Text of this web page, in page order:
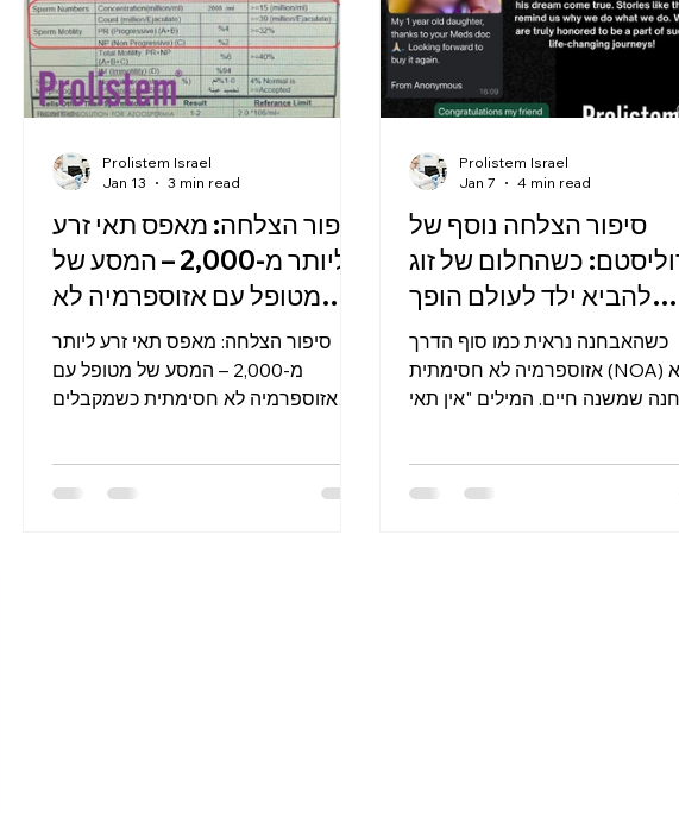
כאשר מטופל בן 23 בלבד מקבל אבחנה
זו, והערכים ההורמונליים מצב
רק תאי תמיכה (סרטולי) ללא תאי
זרע מתפתחים. בנו
סיפור הצלחה: מאפס תאי זרע
ליותר מ-2,000 – המסע של
מטופל עם אזוספרמיה לא
חסימתית | Prolistem Israel
סיפור הצלחה: מאפס תאי זרע ליותר
מ-2,000 – המסע של מטופל עם
אזוספרמיה לא חסימתית כשמקבלים
בנוזל הזרע עקב פגיעה בייצור – התחושה
Prolistem Israel
Jan 13
3 min read
סיפור הצלחה נוסף של
כשהחלום של זוג
להביא ילד לעולם הופך
למציאות
כשהאבחנה נראית כמו סוף הדרך
אזוספרמיה לא חסימתית (NOA) היא
שמשנה חיים. המילים "אין תאי
שבו החלום להפוך לאבא מתחיל
Prolistem Israel
Jan 7
4 min read